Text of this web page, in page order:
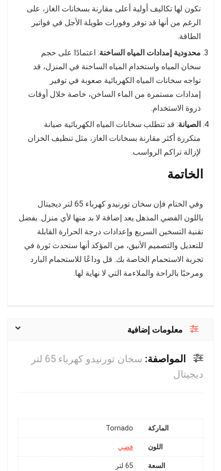
تكون لها تكاليف أولية أعلى مقارنة بسخانات الغاز، على
الرغم من أنها قد توفر وفورات طويلة الأجل في فواتير
الطاقة.
محدودية إمدادات المياه الساخنة: اعتمادًا على حجم
سخان المياه واستخدام المياه الساخنة في المنزل، قد
تواجه سخانات المياه الكهربائية صعوبة في توفير
إمدادات مستمرة من الماء الساخن، خاصة خلال أوقات
ذروة الاستخدام.
الصيانة: قد تتطلب سخانات المياه الكهربائية صيانة
متكررة أكثر مقارنة بسخانات الغاز، مثل تنظيف الخزان
لإزالة تراكم الرواسب.
الخاتمة
وفي الختام فإن سخان تورنيدو كهرباء 65 لتر ديجيتال
باللون الفضي المذهل يعد إضافة لا بد منها لأي منزل. بفضل
تقنية التسخين السريع وإعدادات درجة الحرارة القابلة
للتعديل والتصميم الأنيق، من المؤكد أنها ستحدث ثورة في
تجربة الاستحمام الخاصة بك. قل وداعًا للاستحمام البارد
ومرحبًا بالراحة والملاءمة التي لا نهاية لها.
معلومات إضافية
المواصفة:
سخان تورنيدو كهرباء 65 لتر
ديجيتال
الماركة Tornado
اللون فضي
السعة 65 لتر